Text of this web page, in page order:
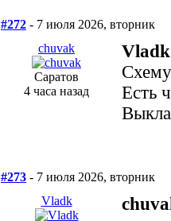
#272 - 7 июля 2026, вторник
chuvak
Саратов
4 часа назад
Есть
#273 - 7 июля 2026, вторник
Vladk